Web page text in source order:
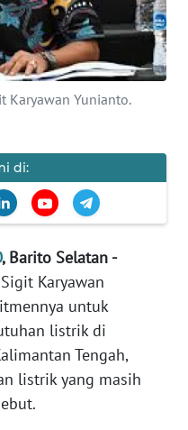
Karyawan Yunianto.
di:
, Barito Selatan -
Karyawan
untuk
listrik di
Tengah,
listrik yang masih